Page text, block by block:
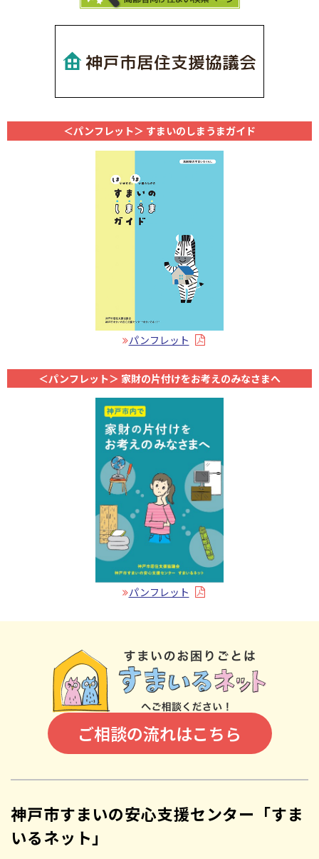
＜パンフレット＞ すまいのしまうまガイド
パンフレット
＜パンフレット＞ 家財の片付けをお考えのみなさまへ
パンフレット
ご相談の流れはこちら
神戸市すまいの安心支援センター「すま
いるネット」